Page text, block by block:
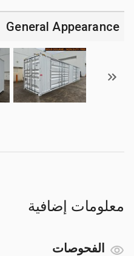
General Appearance
معلومات إضافية
الفحوصات